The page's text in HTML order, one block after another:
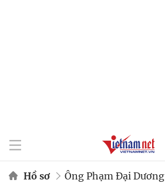
Hồ sơ Ông Phạm Đại Dương